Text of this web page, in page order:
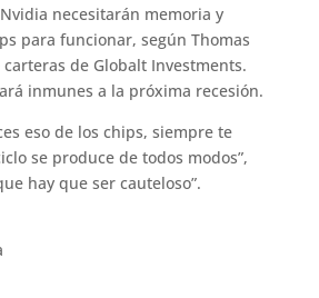
necesitarán memoria y
para funcionar, según Thomas
de Globalt Investments.
inmunes a la próxima recesión.
eso de los chips, siempre te
se produce de todos modos”,
hay que ser cauteloso”.